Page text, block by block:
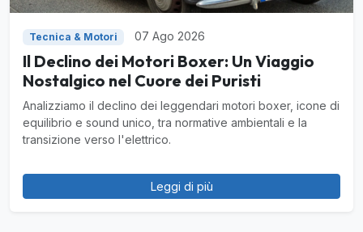
Tecnica & Motori 07 Ago 2026
Il Declino dei Motori Boxer: Un Viaggio
Nostalgico nel Cuore dei Puristi
Analizziamo il declino dei leggendari motori boxer, icone di
equilibrio e sound unico, tra normative ambientali e la
transizione verso l'elettrico.
Leggi di più